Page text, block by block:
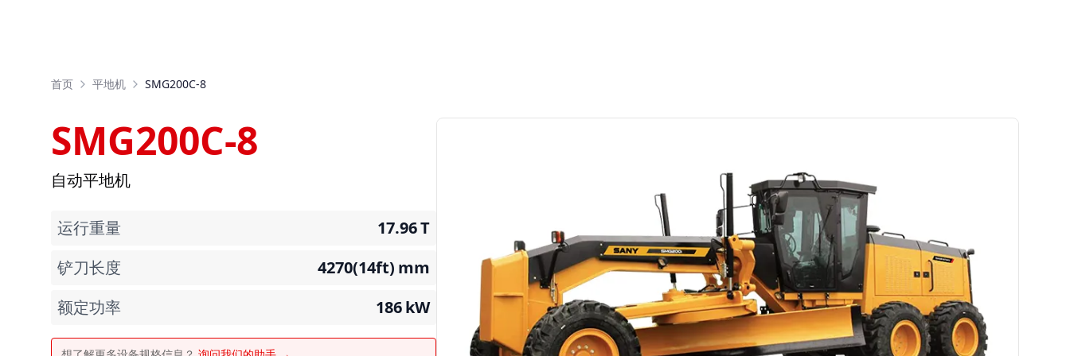
首页 平地机 SMG200C-8
SMG200C-8
自动平地机
运行重量 17.96T
铲刀长度
4270(14ft) mm
额定功率
186kW